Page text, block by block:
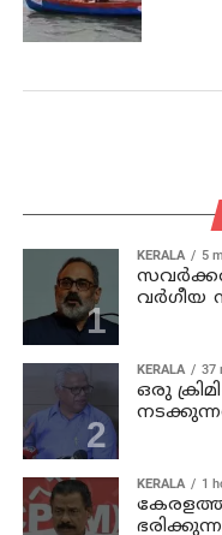
KERALA 5
വര്‍ഗീയ
KERALA 37
ഒരു
KERALA 1